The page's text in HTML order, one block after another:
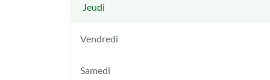
Horaires
d'aujourd'hui
Jeudi
Vendredi
Samedi